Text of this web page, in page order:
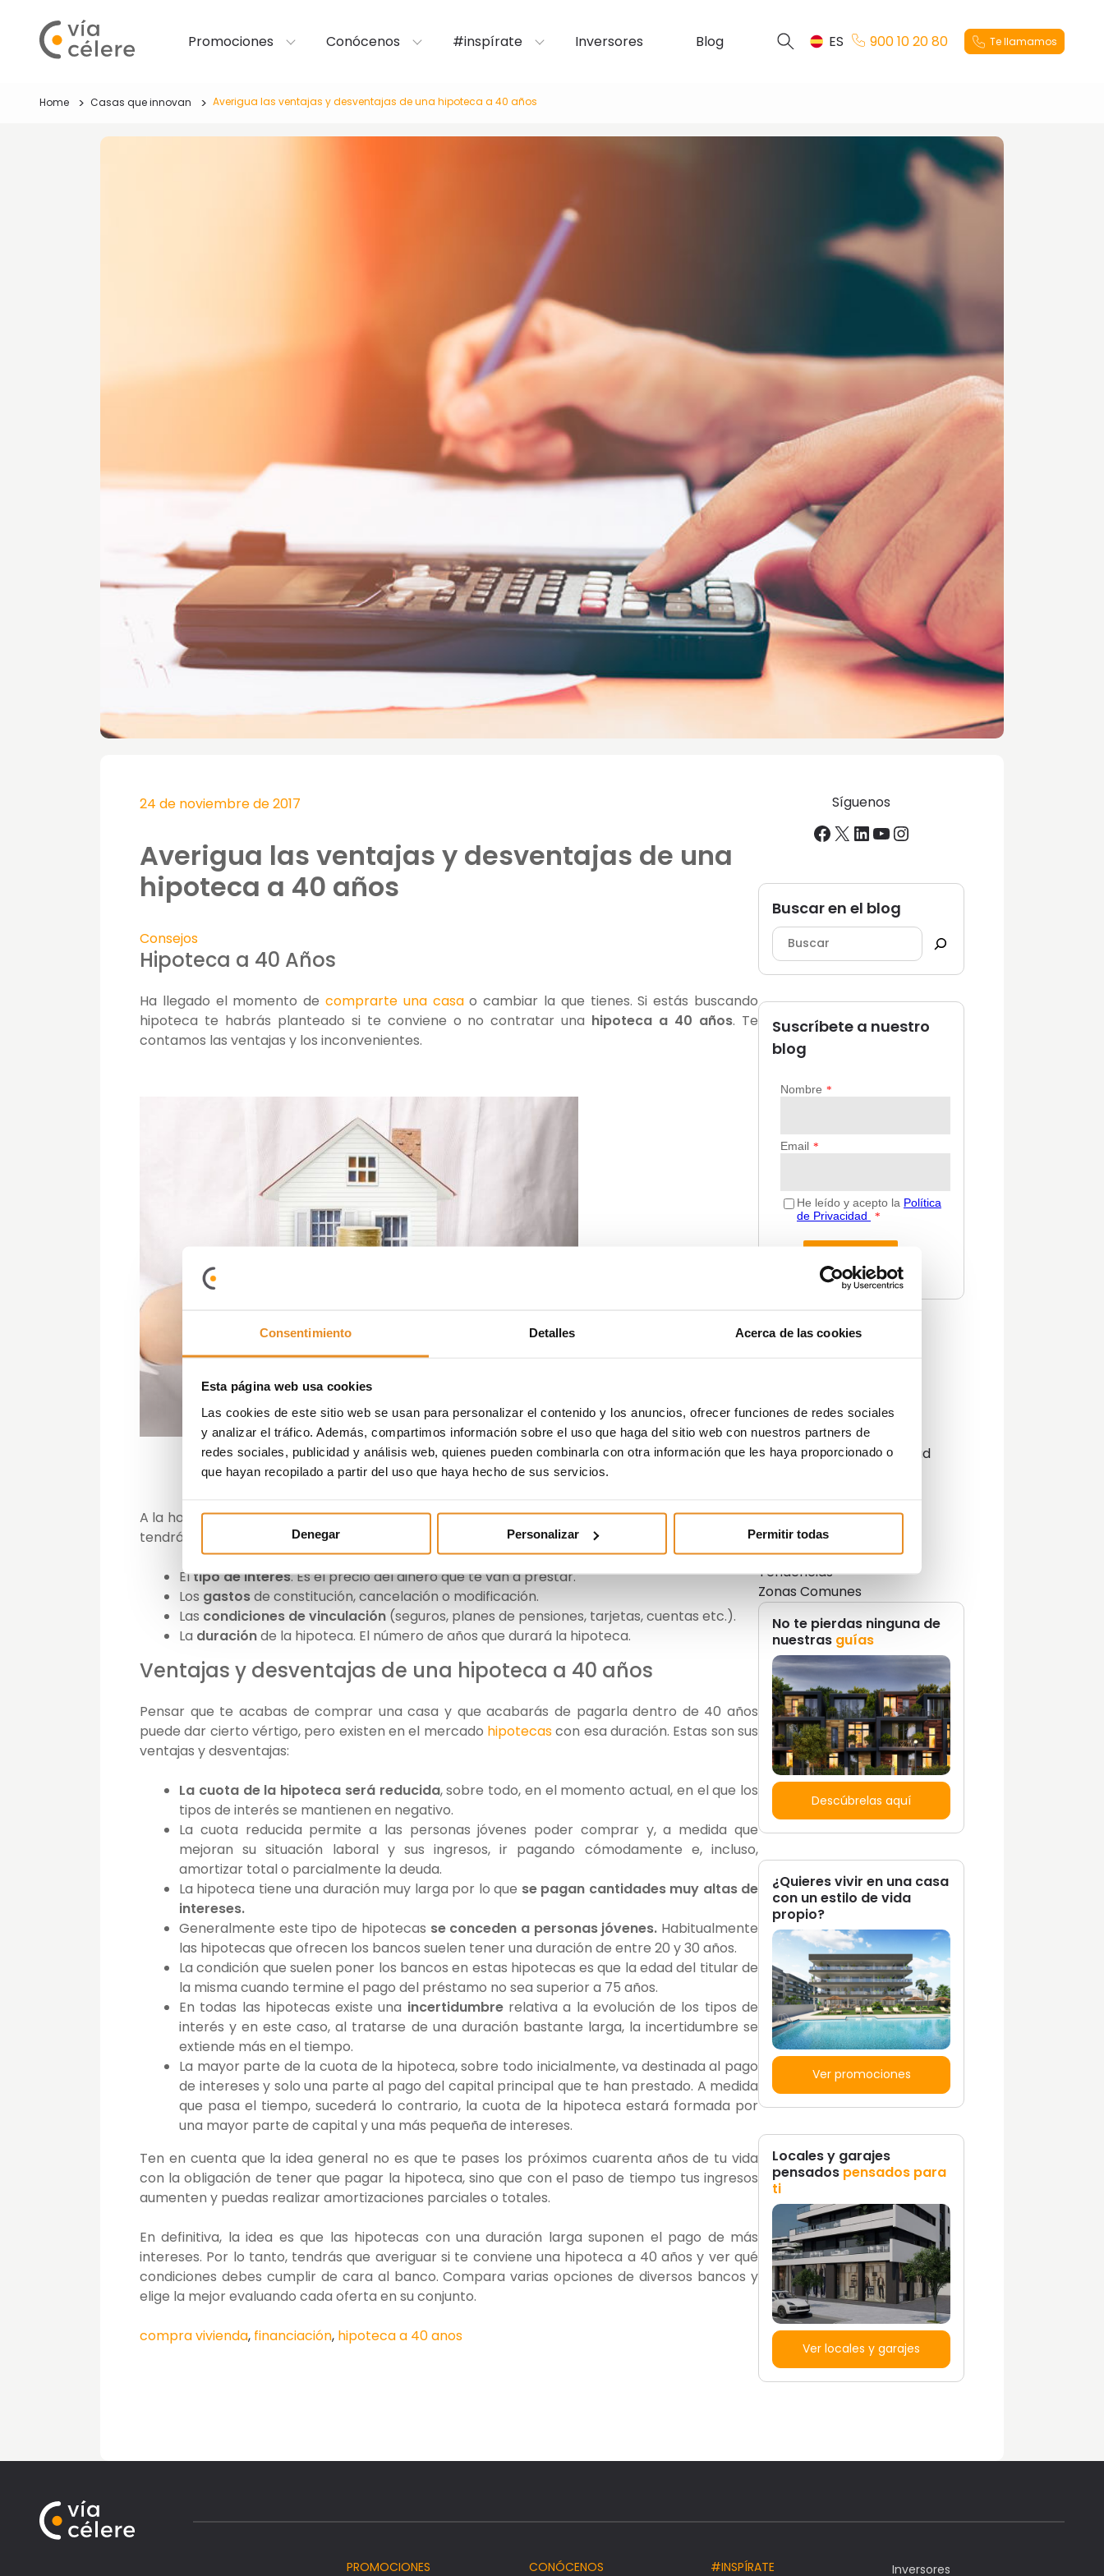
Consentimiento Detalles Acerca de las cookies
Esta página web usa cookies
Las cookies de este sitio web se usan para personalizar el contenido y los anuncios, ofrecer funciones de redes sociales
y analizar el tráfico. Además, compartimos información sobre el uso que haga del sitio web con nuestros partners de
redes sociales, publicidad y análisis web, quienes pueden combinarla con otra información que les haya proporcionado o
que hayan recopilado a partir del uso que haya hecho de sus servicios.
Denegar Personalizar Permitir todas
Promociones Conócenos #inspírate Inversores Blog ES 900 10 20 80 Te llamamos
Home Casas que innovan Averigua las ventajas y desventajas de una hipoteca a 40 años
24 de noviembre de 2017
Averigua las ventajas y desventajas de una
hipoteca a 40 años
Consejos
Hipoteca a 40 Años
Ha llegado el momento de comprarte una casao cambiar la que tienes. Si estás buscando
hipoteca te habrás planteado si te conviene o no contratar una hipoteca a 40 años. Te
contamos las ventajas y los inconvenientes.
A la hora de financiar la compra de tu casa con un crédito con garantía hipotecaria (hipoteca)
tendrás que
valorar varios aspectos como los siguientes:
Eltipo de interés. Es el precio del dinero que te van a prestar.
Los gastosde constitución, cancelación o modificación.
Las condiciones de vinculación (seguros, planes de pensiones, tarjetas, cuentas etc.).
La duraciónde la hipoteca. El número de años que durará la hipoteca.
Ventajas y desventajas de una hipoteca a 40 años
Pensar que te acabas de comprar una casa y que acabarás de pagarla dentro de 40 años
puede dar cierto vértigo, pero existen en el mercado hipotecascon esa duración. Estas son sus
ventajas y desventajas:
La cuota de la hipoteca será reducida, sobre todo, en el momento actual, en el que los
tipos de interés se mantienen en negativo.
La cuota reducida permite a las personas jóvenes poder comprar y, a medida que
mejoran su situación laboral y sus ingresos, ir pagando cómodamente e, incluso,
amortizar total o parcialmente la deuda.
La hipoteca tiene una duración muy larga por lo que se pagan cantidades muy altas de
intereses.
Generalmente este tipo de hipotecas se conceden a personas jóvenes. Habitualmente
las hipotecas que ofrecen los bancos suelen tener una duración de entre 20 y 30 años.
La condición que suelen poner los bancos en estas hipotecas es que la edad del titular de
la misma cuando termine el pago del préstamo no sea superior a 75 años.
En todas las hipotecas existe una incertidumbrerelativa a la evolución de los tipos de
interés y en este caso, al tratarse de una duración bastante larga, la incertidumbre se
extiende más en el tiempo.
La mayor parte de la cuota de la hipoteca, sobre todo inicialmente, va destinada al pago
de intereses y solo una parte al pago del capital principal que te han prestado. A medida
que pasa el tiempo, sucederá lo contrario, la cuota de la hipoteca estará formada por
una mayor parte de capital y una más pequeña de intereses.
Ten en cuenta que la idea general no es que te pases los próximos cuarenta años de tu vida
con la obligación de tener que pagar la hipoteca, sino que con el paso de tiempo tus ingresos
aumenten y puedas realizar amortizaciones parciales o totales.
En definitiva, la idea es que las hipotecas con una duración larga suponen el pago de más
intereses. Por lo tanto, tendrás que averiguar si te conviene una hipoteca a 40 años y ver qué
condiciones debes cumplir de cara al banco. Compara varias opciones de diversos bancos y
elige la mejor evaluando cada oferta en su conjunto.
compra vivienda, financiación, hipoteca a 40 anos
Síguenos
Facebook
X LinkedIn
YouTube
Instagram
Buscar en el blog
Suscríbete a nuestro
blog
Categorías
Decoración
Guías
Innovación y sostenibilidad
Opinión del Experto
Podcast
Promociones
Tendencias
Zonas Comunes
No te pierdas ninguna de
nuestras guías
Descúbrelas aquí
¿Quieres vivir en una casa
con un estilo de vida
propio?
Ver promociones
Locales y garajes
pensados pensados para
ti
Ver locales y garajes
PROMOCIONES CONÓCENOS #INSPÍRATE Inversores